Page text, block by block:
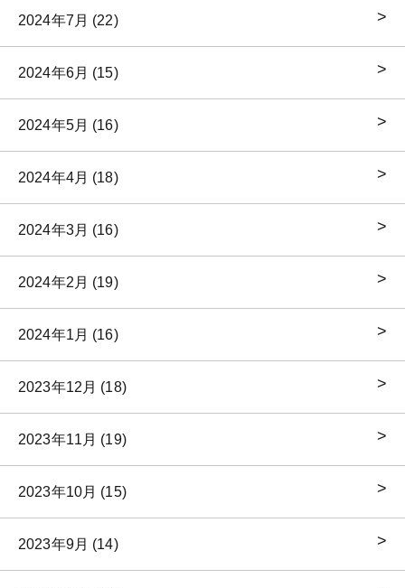
2024年7月 (22)
2024年6月 (15)
2024年5月 (16)
2024年4月 (18)
2024年3月 (16)
2024年2月 (19)
2024年1月 (16)
2023年12月 (18)
2023年11月 (19)
2023年10月 (15)
2023年9月 (14)